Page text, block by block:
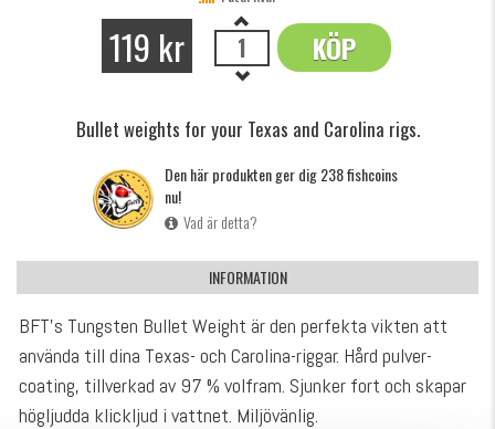
119 kr KÖP
OK
Bullet weights for your Texas and Carolina rigs.
Den här produkten ger dig 238 fishcoins
nu!
Vad är detta?
INFORMATION
BFT's Tungsten Bullet Weight är den perfekta vikten att
använda till dina Texas- och Carolina-riggar. Hård pulver-
coating, tillverkad av 97 % volfram. Sjunker fort och skapar
högljudda klickljud i vattnet. Miljövänlig.